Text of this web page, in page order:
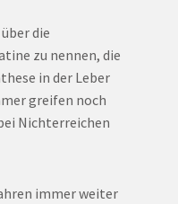
die
zu nennen, die
in der Leber
greifen noch
Nichterreichen
immer weiter